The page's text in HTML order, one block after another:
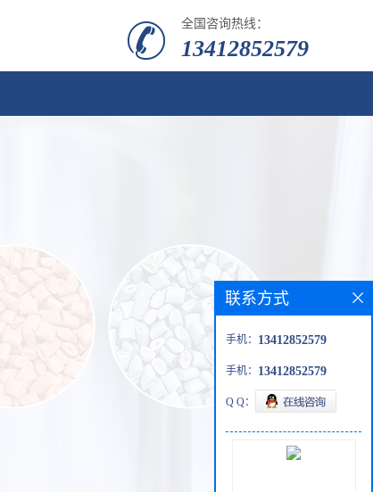
全国咨询热线：
13412852579
联系方式
手机： 13412852579
手机： 13412852579
Q Q：